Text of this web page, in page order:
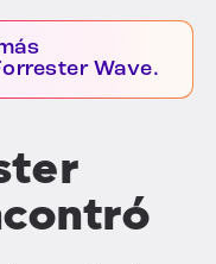
Wave.